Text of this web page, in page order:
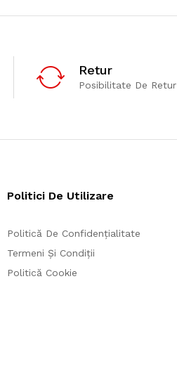
Retur
Posibilitate De Retur
Politici De Utilizare
Politică De Confidențialitate
Termeni Și Condiții
Politică Cookie